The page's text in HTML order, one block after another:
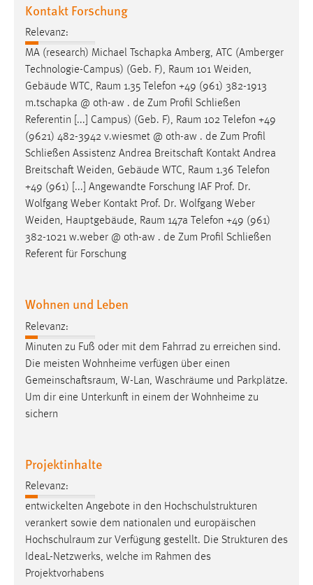
Kontakt Forschung
Relevanz:
MA (research) Michael Tschapka Amberg, ATC (Amberger
Technologie-Campus) (Geb. F), Raum 101 Weiden,
Gebäude WTC, Raum 1.35 Telefon +49 (961) 382-1913
m.tschapka @ oth-aw . de Zum Profil Schließen
Referentin [...] Campus) (Geb. F), Raum 102 Telefon +49
(9621) 482-3942 v.wiesmet @ oth-aw . de Zum Profil
Schließen Assistenz Andrea Breitschaft Kontakt Andrea
Breitschaft Weiden, Gebäude WTC, Raum 1.36 Telefon
+49 (961) [...] Angewandte Forschung IAF Prof. Dr.
Wolfgang Weber Kontakt Prof. Dr. Wolfgang Weber
Weiden, Hauptgebäude, Raum 147a Telefon +49 (961)
382-1021 w.weber @ oth-aw . de Zum Profil Schließen
Referent für Forschung
Wohnen und Leben
Relevanz:
Minuten zu Fuß oder mit dem Fahrrad zu erreichen sind.
Die meisten Wohnheime verfügen über einen
Gemeinschaftsraum, W-Lan, Waschräume und Parkplätze.
Um dir eine Unterkunft in einem der Wohnheime zu
sichern
Projektinhalte
Relevanz:
entwickelten Angebote in den Hochschulstrukturen
verankert sowie dem nationalen und europäischen
Hochschulraum zur Verfügung gestellt. Die Strukturen des
IdeaL-Netzwerks, welche im Rahmen des
Projektvorhabens